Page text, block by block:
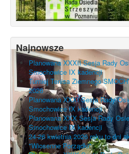
Najnowsze
Planowana XXXII Sesja Rady
Smochowice IX kadencji
Turniej Tenisa Ziemnego
2026
Planowana XXXI Sesja Rady
Smochowice IX kadencji
Planowana XXX Sesja Rady
Smochowice IX kadencji
24-26 kwietnia 2026 roku to dni
"Wiosenne Porządki"